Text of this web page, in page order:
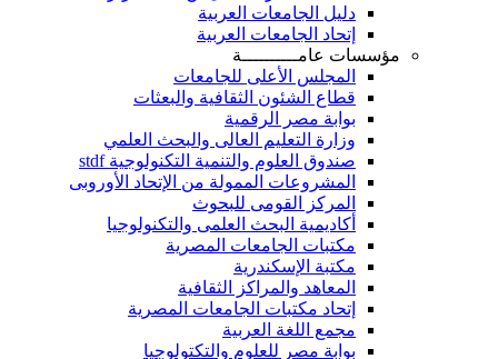
دليل الجامعات العربية
إتحاد الجامعات العربية
مؤسسات عامــــــــــة
المجلس الأعلى للجامعات
قطاع الشئون الثقافية والبعثات
بوابة مصر الرقمية
وزارة التعليم العالى والبحث العلمي
صندوق العلوم والتنمية التكنولوجية stdf
المشروعات الممولة من الإتحاد الأوروبى
المركز القومى للبحوث
أكاديمية البحث العلمى والتكنولوجيا
مكتبات الجامعات المصرية
مكتبة الإسكندرية
المعاهد والمراكز الثقافية
إتحاد مكتبات الجامعات المصرية
مجمع اللغة العربية
بوابة مصر للعلوم والتكتولوجيا